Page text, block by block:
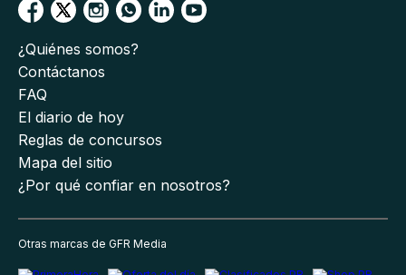
¿Quiénes somos?
Contáctanos
FAQ
El diario de hoy
Reglas de concursos
Mapa del sitio
¿Por qué confiar en nosotros?
Otras marcas de GFR Media